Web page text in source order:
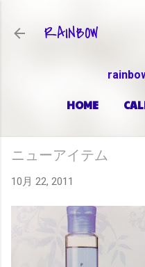
RAINBOW
HOME
PRICE
もっ
ニューアイテム
10月 22, 2011